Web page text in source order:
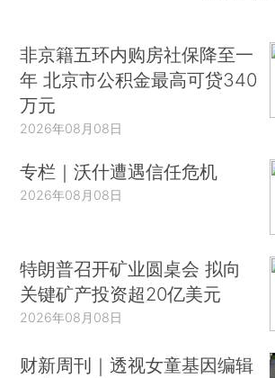
非京籍五环内购房社保降至一
年 北京市公积金最高可贷340
万元
2026年08月08日
专栏｜沃什遭遇信任危机
2026年08月08日
特朗普召开矿业圆桌会 拟向
关键矿产投资超20亿美元
2026年08月08日
财新周刊｜透视女童基因编辑